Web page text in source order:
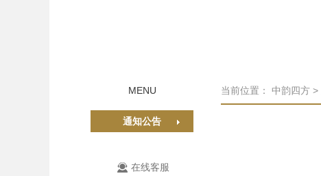
MENU
通知公告
在线客服
当前位置： 中韵四方 >